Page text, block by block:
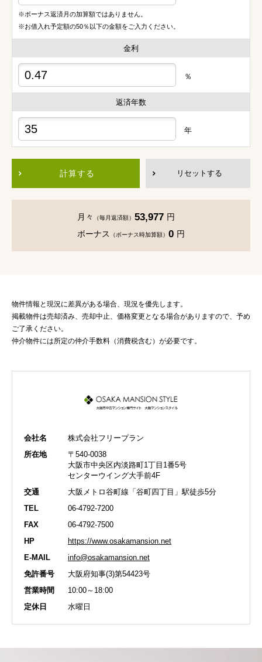
※ボーナス返済月の加算額ではありません。
※お借入れ予定額の50％以下の金額をご入力ください。
金利
％
返済年数
年
計算する リセットする
月々 （毎月返済額） 53,977 円
ボーナス
（ボーナス時加算額） 0 円
物件情報と現況に差異がある場合、現況を優先します。
掲載物件は売却済み、売却中止、価格変更となる場合がありますので、予め
ご了承ください。
仲介物件には所定の仲介手数料（消費税含む）が必要です。
会社名
株式会社フリープラン
所在地
〒540-0038
大阪市中央区内淡路町1丁目1番5号
センターウイング大手前4F
交通
大阪メトロ谷町線「谷町四丁目」駅徒歩5分
TEL
06-4792-7200
FAX
06-4792-7500
HP
https://www.osakamansion.net
E-MAIL
info@osakamansion.net
免許番号
大阪府知事(3)第54423号
営業時間
10:00～18:00
定休日
水曜日